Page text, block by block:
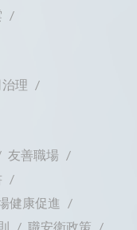
理
友善職場
健康促進
職安衛政策